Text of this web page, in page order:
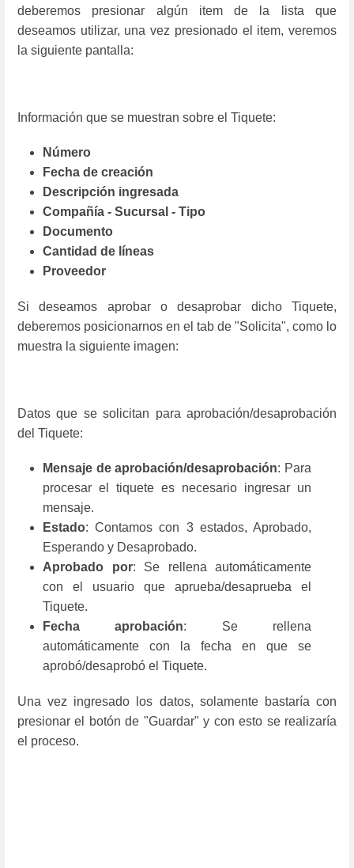
deberemos presionar algún item de la lista que
deseamos utilizar, una vez presionado el item, veremos
la siguiente pantalla:
Información que se muestran sobre el Tiquete:
Número
Fecha de creación
Descripción ingresada
Compañía - Sucursal - Tipo
Documento
Cantidad de líneas
Proveedor
Si deseamos aprobar o desaprobar dicho Tiquete,
deberemos posicionarnos en el tab de "Solicita", como lo
muestra la siguiente imagen:
Datos que se solicitan para aprobación/desaprobación
del Tiquete:
Mensaje de aprobación/desaprobación: Para
procesar el tiquete es necesario ingresar un
mensaje.
Estado: Contamos con 3 estados, Aprobado,
Esperando y Desaprobado.
Aprobado por: Se rellena automáticamente
con el usuario que aprueba/desaprueba el
Tiquete.
Fecha aprobación: Se rellena
automáticamente con la fecha en que se
aprobó/desaprobó el Tiquete.
Una vez ingresado los datos, solamente bastaría con
presionar el botón de "Guardar" y con esto se realizaría
el proceso.